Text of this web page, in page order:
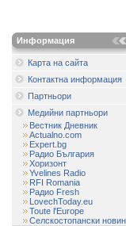
Информация
Карта на сайта
Контактна информация
Партньори
Медийни партньори
Вестник Дневник
Actualno.com
Expert.bg
Радио България
Хоризонт
Yvelines Radio
RFI Romania
Радио Fresh
LovechToday.eu
Toute l'Europe
Селскостопански